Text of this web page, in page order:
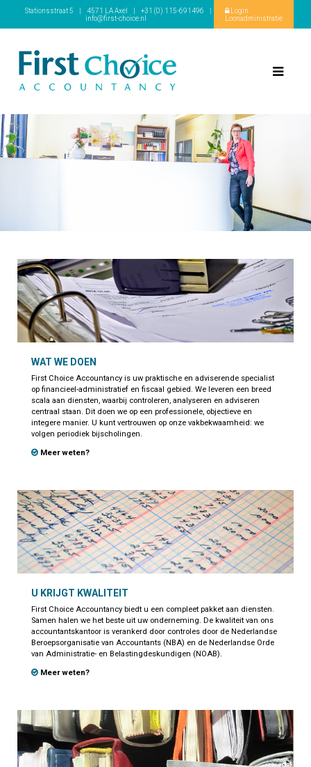
Stationsstraat 5 4571 LA Axel +31 (0) 115-691496
info@first-choice.nl
Login
Loonadministratie
WAT WE DOEN
First Choice Accountancy is uw praktische en adviserende specialist
op financieel-administratief en fiscaal gebied. We leveren een breed
scala aan diensten, waarbij controleren, analyseren en adviseren
centraal staan. Dit doen we op een professionele, objectieve en
integere manier. U kunt vertrouwen op onze vakbekwaamheid: we
volgen periodiek bijscholingen.
Meer weten?
U KRIJGT KWALITEIT
First Choice Accountancy biedt u een compleet pakket aan diensten.
Samen halen we het beste uit uw onderneming. De kwaliteit van ons
accountantskantoor is verankerd door controles door de Nederlandse
Beroepsorganisatie van Accountants (NBA) en de Nederlandse Orde
van Administratie- en Belastingdeskundigen (NOAB).
Meer weten?